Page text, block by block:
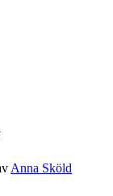
Anna Sköld